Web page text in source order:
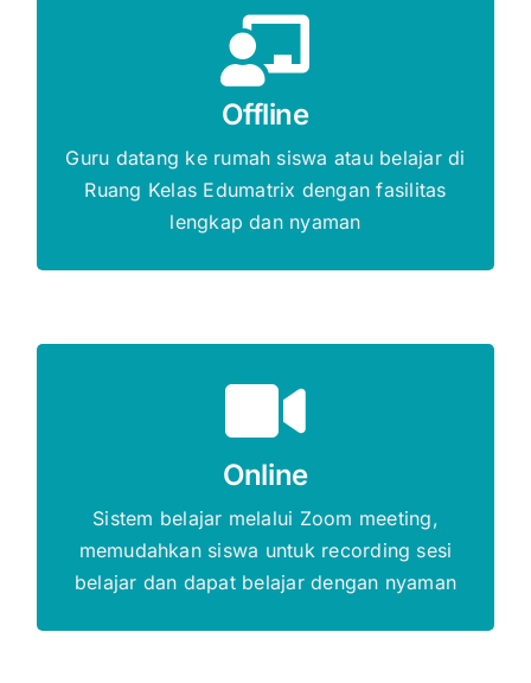
Offline
Guru datang ke rumah siswa atau belajar di
Ruang Kelas Edumatrix dengan fasilitas
lengkap dan nyaman
Gratis Biaya Pendaftaran
DAFTAR SEKARANG
Online
Sistem belajar melalui Zoom meeting,
memudahkan siswa untuk recording sesi
belajar dan dapat belajar dengan nyaman
DAFTAR SEKARANG